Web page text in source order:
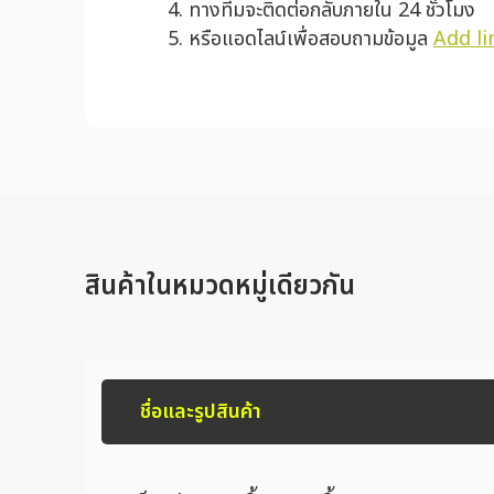
ทางทีมจะติดต่อกลับภายใน 24 ชั่วโมง
หรือแอดไลน์เพื่อสอบถามข้อมูล Add
สินค้าในหมวดหมู่เดียวกัน
ชื่อและรูปสินค้า